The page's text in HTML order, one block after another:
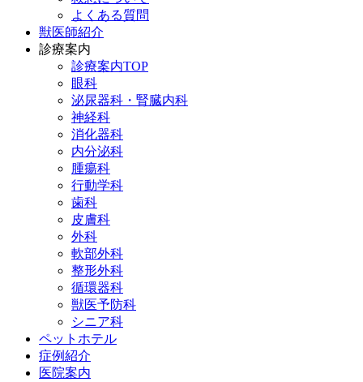
よくある質問
獣医師紹介
診療案内
診療案内TOP
眼科
泌尿器科・腎臓内科
神経科
消化器科
内分泌科
腫瘍科
行動学科
歯科
皮膚科
外科
軟部外科
整形外科
循環器科
獣医予防科
シニア科
ペットホテル
症例紹介
医院案内